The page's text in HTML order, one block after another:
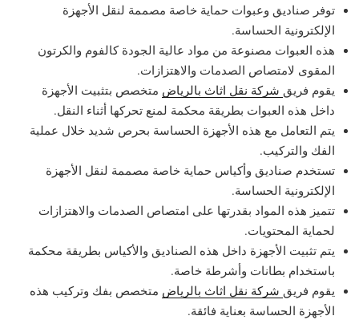
توفر صناديق وعبوات حماية خاصة مصممة لنقل الأجهزة
الإلكترونية الحساسة.
هذه العبوات مصنوعة من مواد عالية الجودة كالفوم والكرتون
المقوى لامتصاص الصدمات والاهتزازات.
يقوم فريق شركة نقل اثاث بالرياض متخصص بتثبيت الأجهزة
داخل هذه العبوات بطريقة محكمة لمنع تحركها أثناء النقل.
يتم التعامل مع هذه الأجهزة الحساسة بحرص شديد خلال عملية
الفك والتركيب.
تستخدم صناديق وأكياس حماية خاصة مصممة لنقل الأجهزة
الإلكترونية الحساسة.
تتميز هذه المواد بقدرتها على امتصاص الصدمات والاهتزازات
لحماية المحتويات.
يتم تثبيت الأجهزة داخل هذه الصناديق والأكياس بطريقة محكمة
باستخدام بطانات وأشرطة خاصة.
يقوم فريق شركة نقل اثاث بالرياض متخصص بفك وتركيب هذه
الأجهزة الحساسة بعناية فائقة.